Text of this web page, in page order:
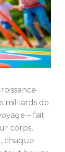
milliards de
– fait
corps,
chaque